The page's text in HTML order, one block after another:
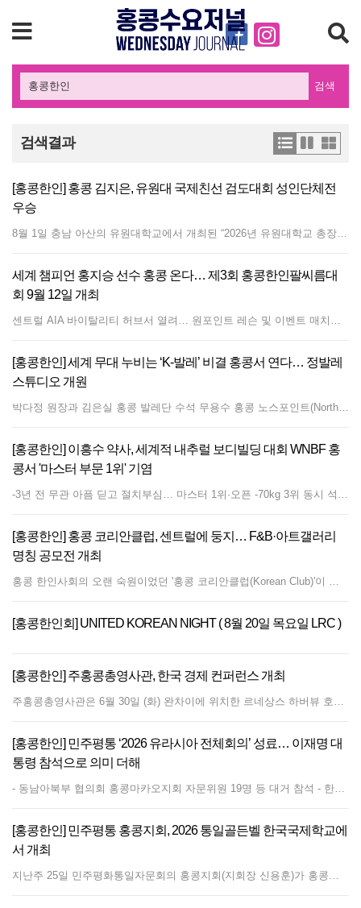
검색
검색결과
[홍콩한인] 홍콩 김지은, 유원대 국제친선 검도대회 성인단체전
우승
8월 1일 충남 아산의 유원대학교에서 개최된 “2026년 유원대학교 총장배 국제친선 검도대회“에서 홍콩교민 김지은(여, 4단, 재홍콩 대한검도회 사무총장)씨가 성인단체전 3인조에서 우승을 차지했다. 이번 경기는 한국, 중국, 홍콩, 베트남, 아르헨티나, 남아공 등의 국가에서 참석한 150여명의 검사들이 출전, 남여 혼합 3인조의 단체 경기로 치루어진 경기였다. 김지은 씨는 여성으로써 남자들과의 경기를 이겨내고 우승을 차지했다. 김지은 씨는 ”여성이라도 할 수 있다는 집념으로 경기에 임했는데 좋은 결과를 얻어 기쁘다“라고 전했다. 한편 김영수 사범은 홍콩 주니어 상비군과 중국 선발대표들을 이끌고 여름캠프에 참가해 검도 수련과 속리산 문화탐방 시간을 가졌다.
세계 챔피언 홍지승 선수 홍콩 온다… 제3회 홍콩한인팔씨름대
회 9월 12일 개최
센트럴 AIA 바이탈리티 허브서 열려… 원포인트 레슨 및 이벤트 매치도 풍성 대회 참가자 AIA 대관람차 티켓 증정 - 최대 100장 준비 완료 [수요저널] 한국을 넘어 세계 최고 수준의 기량을 자랑하는 팔씨름 선수 홍지승이 오는 9월 홍콩을 찾는다. 제3회 홍콩한인팔씨름대회는 다음달 9월 12일(토) 오후, 센트럴(Central)에 위치한 'AIA 바이탈리티 허브(AIA Vitality Hub)'에서 개최된다. 이번 대회는 홍콩한인체육회(회장 한승희)가 주최하고 수요저널과 홍콩한인태권도협회가 공동 주관한다. 대회장 바로 앞에는 홍콩의 명물인 AIA 대관람차가 위치해 있어 참가자와 관람객들에게 색다른 즐거움을 선사할 예정이다. 참가자들에게는 AIA 대관람차 승차권을 제공한다. 홍콩한인팔씨름대회는 지난 2022년 여름 팬데믹 시기, 교민들의 건강 회복과 화합을 목적으로 홍콩한인체육회와 수요저널이 뜻을 모아 처음 개최했다. 이듬해인 2023년 열린 제2회 대회 역시 교민사회의 큰 호응을 얻었으며, 홍콩한국토요학교에서도 학생 대상 팔씨름대회가 열릴 만큼 폭넓은 인기를 끌었다. 이번 대회의 메인 게스트로 초청된 홍지승 선수는 세계 챔피언 타이틀을 보유하고 한국을 대표하는 독보적인 팔씨름 스타다. 압도적인 악력과 화려한 기술로 다수의 국내외 팔씨름 대회에서 우승을 차지하며 '팔씨름 달인'이라는 별칭을 얻었다. 방송 및 유튜브 등 다양한 매체를 통해 팔씨름의 대중화를 이끈 선두 주자로도 잘 알려져 있다. 홍지승 선수는 대회 당일 교민들과 함께하는 특별 경기는 물론, 실전 기술을 직접 전수하는 '원포인트 레슨'을 진행할 예정이다. 이번 홍지승 선수의 홍콩 초청은 NRG 태권도 노래(No-rae) 관장의 적극적인 후원과, 팔씨름 심판 자격증을 보유하고 한국에서 풍부한 활동 경력을 쌓은 NRG 컴퍼니 이현성 실장의 헌신적인 노력이 있었기에 가능했다. 한승희 홍콩한인체육회장은 "한국 최고의 팔씨름 스타 홍지승 선수를 홍콩에 초대하게 되어 매우 기쁘다"라며 "무더위로 자칫 건강을 소홀히 하기 쉬운 계절에 홍지승 선수와의 특별한 만남과 활기찬 팔씨름 경기를 통해 동포 여러분이 즐겁고 유익한 시간을 보내시길 바란다"라고 소감을 전했다. 한편, 제3회 홍콩한인팔씨름대회의 상세 요강 및 참가 신청 방법 등 세부 사항은 수요저널을 통해 차후 지속해서 업데이트되어 공지될 예정이다. 홍지승 대표 경력 대한민국 팔씨름 -80kg 랭킹1위 (2012년~) 2012 MLA 프로 통합체급 팔씨름 랭킹1위 (한국 최초의 랭킹) 2015 중국심천국제 팔씨름대회 -80kg급 금메달 2015 아놀드클래식 ACAC -80kg급 동메달 2017 아놀드클래식 ACAC -80kg급 4위 2023 IFA World Championship -78kg급 금메달 (한국인 남성 최초의 세계 팔씨름 챔피언 타이틀) 30회 팔씨름 국가대표 선발전 오른팔 왕중왕전 우승
[홍콩한인] 세계 무대 누비는 ‘K-발레’ 비결 홍콩서 연다… 정발레
스튜디오 개원
박다정 원장과 김은실 홍콩 발레단 수석 무용수 홍콩 노스포인트(North Point)에 한국의 체계적인 예중·예고 엘리트 발레 교육 시스템을 도입한 정발레스튜디오(JB Studio and Company)가 새롭게 문을 연다. 최근 파리 오페라 발레단, 마린스키 발레단, 아메리칸 발레 시어터 등 세계 유수의 발레단에서 한국 무용수들이 맹활약하는 가운데, 이번 스튜디오 개원은 홍콩 현지에서도 세계적 수준의 K-발레 교육 인프라를 직접 경험할 수 있는 계기가 될 것으로 기대된다. 정발레스튜디오 박다정(Park Da-jung) 원장 정발레스튜디오 박다정(Park Da-jung) 원장은 "한국 명문 예체능 중·고등학교의 교육과정을 기반으로 홍콩에 엄격하고 체계적인 발레 교육 방식을 도입하겠다는 명확한 비전을 가지고 스튜디오를 설립했다"며 "무대 공연 경험과 무대 뒤 학생 지도 및 훈련 전반에 걸친 경험을 바탕으로 홍콩 발레 커뮤니티에 전문성을 나눌 수 있게 되어 영광"이라고 전했다. 스튜디오의 핵심 커리큘럼은 정통 바가노바 메서드(Authentic Vaganova)를 바탕으로 한다. 인체 해부학 및 정확한 근육 사용에 중점을 둔 과학적 지도법을 적용해 부상 없이 바른 턴아웃과 코어 밸런스를 다지도록 돕는다. 또한 체형 교정부터 정교한 토슈즈(Pointe) 워크까지 이어지는 단계별 로드맵을 제공하며, 클래식 발레와 컨템포러리 댄스를 결합해 해외 명문 발레학교 및 프로 발레단 입단을 체계적으로 대비시킨다. 정발레스튜디오에는 박다정 원장으로부터 사사받고 선화예술중·고등학교와 독일 존 크랑코 스쿨(John Cranko School)을 거쳐 우루과이 국립발레단(Ballet Nacional del Sodre)에서 활약한 바 있는 김은실(Kim Eun-sil) 홍콩 발레단 수석 무용수(Senior Soloist)가 마스터로 참여한다. 정발레스튜디오는 취미 클래스와 전문 무용수 양성 과정을 명확히 구분하여, 국제 콩쿠르 입상이나 명문 유학을 목표로 하는 학생들에게 1:1 맞춤 교정과 고밀도 피드백을 제공한다. 수업은 7세 이상 연령 및 역량에 맞춰 기초반부터 사전 집중반, 집중반, 개인 레슨 등으로 세분화되어 운영된다. 박다정 원장은 "단지 발레 교육에만 머무르지 않고 다양한 프로젝트와 무대 공연을 통해 다문화가 어우러진 홍콩에 한국 발레의 매력을 전하고 싶다"고 전했다. 또 "예술이 가진 무한한 영향력을 다양한 방식으로 증명해 보이고 싶다. 홍콩에서 펼쳐갈 다채롭고 흥미로운 예술적 여정이 벌써부터 무척 기대된다"고 덧붙였다. [박다정 원장 주요 이력] 선화예술고등학교 졸업 이화여자대학교 졸업 (발레 전공) 유니버설 발레단 단원 활동 줄리아 발레아카데미 전 부원장 (서울, 유니버설 발레단 산하) 러시아 바가노바 교수법(Vaganova Method) 1~6단계 정교사 자격 보유 [학원 위치 및 문의] 주소: 6/F, 228 Electric Road, North Point, Hong Kong WhatsApp: +852 7074 2216 웹사이트: jbstudiohk.com 인스타그램: @jbstudio_hk 글/사진 손정호 편집장 사진 정발레스튜디오 제공
[홍콩한인] 이흥수 약사, 세계적 내추럴 보디빌딩 대회 WNBF 홍
콩서 '마스터 부문 1위' 기염
-3년 전 무관 아픔 딛고 절치부심… 마스터 1위·오픈 -70kg 3위 동시 석권 홍콩 한인 사회에서 약사로 활동 중인 이흥수 씨가 세계적인 내추럴 보디빌딩 대회인 'WNBF(World Natural Bodybuilding Federation) 홍콩' 대회에서 마스터 부문 1위를 차지하며 화려한 피날레를 장식했다. 이흥수 약사는 지난 7월 25일(토) 홍콩 사이샤(Sai Sha)에 위치한 고파크 드림랜드(Go Park Dreamland)에서 열린 'WNBF HK 레전드 프로 2(WNBF HK Legend Pro 2)' 대회에 출전해 마스터 부문(40세 이상) 1위와 오픈 -70kg 이하 체급 3위를 동시에 석권하는 쾌거를 이루었다. WNBF는 약물 복용 없이 순수 운동과 식단으로만 겨루는 세계 최고의 권위와 인기를 자랑하는 내추럴 보디빌딩 단체다. 이 약사는 3년 전 동일한 대회에 도전했으나 준비 부족으로 아쉽게 수상에 실패했던 경험이 있다. 이후 이번 무대를 마지막으로 당분간 본업과 가정에 더욱 충실하겠다는 결심을 하고, 지난 1년간 절치부심하며 전력을 다해 재도전을 준비해 왔다. 특히 이번 시즌을 위해 홍콩의 유명 현지 코치와 손을 잡고 혹독한 훈련을 버텨낸 이 약사는 무대 위에서 목표로 했던 압도적인 수준의 강력한 다이어트 상태와 최상의 컨디셔닝을 선보여 현지 심사위원들과 관객들의 시선을 단숨에 사로잡았다. 두 개의 메달을 목에 건 그는 무대 위에서 태극기를 펼쳐 들며 대한민국의 자부심을 널리 알렸다. ㅁ 대회 당일 홍콩 현지는 태풍이 접근하는 악천후 속이었으나, 이 약사를 응원하기 위한 한인 동포들의 열기는 뜨거웠다. NRG 태권도 노래(No Rae) 대표를 비롯해 거상 이상은 대표 내외 등 한인 인사들이 경기장을 직접 찾아 열띤 응원전을 펼치며 힘을 보탰다. 이흥수 약사는 "1년 동안 쏟아부은 노력이 좋은 결실로 이어져 기쁘다"며 "함께 응원해 준 한인 사회와 가족들에게 감사하다"고 소감을 전했다.
[홍콩한인] 홍콩 코리안클럽, 센트럴에 둥지… F&B·아트갤러리
명칭 공모전 개최
홍콩 한인사회의 오랜 숙원이었던 '홍콩 코리안클럽(Korean Club)'이 센트럴(Central) 중심가에 새 보금자리를 마련하고 본격적인 개장 준비에 나섰다. 코리안클럽 준비위원회 측은 홍콩 센트럴 퀸즈로드 센트럴 80번지(80 Queen's Road Central, Central)에 위치한 '에이치 퀸즈 빌딩(H Queen's Building)' 20층에 대한 임대차 계약을 완료했다고 밝혔다. 이번 공간 마련을 계기로 올 8월 말부터 본격적인 인테리어 공사에 착수하며, 오는 2026년 12월 중순 정식 오픈을 목표로 하고 있다. 코리안클럽은 단순한 한인 모임 공간을 넘어 홍콩 내 한국 문화와 예술, 미식, 그리고 교류의 중심지 역할을 담당할 예정이다. 이를 위해 준비위원회는 클럽을 대표할 식음료(F&amp;B) 레스토랑 및 바(Bar)와 아트갤러리(Arts Gallery)의 이름을 지정하기 위한 대시민 공모전을 개최한다. 이번 공모전은 크게 두 개 부문으로 나뉜다. 첫 번째 'F&amp;B 레스토랑 &amp; 바 부문'은 전통 한식과 파인 다이닝을 선사하고 저녁에는 감각적인 바 분위기를 연출할 공간의 명칭을 모집한다. 두 번째 '아트갤러리 부문'은 한국 근현대 미술품 및 공예품, 신진 작가들의 작품과 더불어 홍콩 및 중국 작가들의 작품을 전시할 문화 교류 공간의 이름을 모집한다. 각 부문별 시상 내역은 대상 3,000홍콩달러, 1등 2,000홍콩달러, 2등 1,000홍콩달러가 각각 수여될 예정이다. 아울러 코리안클럽은 홍콩 현지인 및 외국인을 대상으로 한 정식 회원 모집에 앞서, 홍콩 교민을 대상으로 회원권을 한정 수량 선공개 모집한다. 코리안클럽 준비위원회 관계자는 "홍콩 거주 교민들에게 우선적으로 회원 가입 기회를 제공한 뒤 현지 및 외국인 회원 모집으로 확대할 계획"이라며 "홍콩 속 한국 문화를 함께 만들어갈 교민들의 많은 관심과 참여를 부탁드린다"고 전했다. [코리안클럽 홍콩 설립 준비위원회] 공모전 접수 및 회원권 문의는 이메일(koreanclubhk@gmail.com) 또는 카카오톡 아이디(justincho33)를 통해 가능하다.
[홍콩한인회] UNITED KOREAN NIGHT ( 8월 20일 목요일 LRC )
[홍콩한인] 주홍콩총영사관, 한국 경제 컨퍼런스 개최
주홍콩총영사관은 6월 30일 (화) 완차이에 위치한 르네상스 하버뷰 호텔(Renaissance Harbour View Hotel)에서 「한국경제 컨퍼런스: 글로벌 투자은행(IB)이 보는 하반기 한국 거시경제와 자본시장」 행사를 개최했다. 천성환 총영사대리는 인사말을 통해 “최근 홍콩을 포함한 글로벌 투자자들도 한국 경제와 자본시장에 많은 관심을 갖고 투자하고 있다. 한국 경제의 다양한 현안과 이슈를 글로벌 투자은행(IB)과 함께 짚어보고 국내 정책 당국에 유용한 제안이 많이 제시되기를 기대한다”고 전했다. 주제 발표 순서에서 Citi 김진욱 상무는 「하반기 글로벌 및 한국 경제 동향」에 대해, Nomura 박정우 상무는 「한국-대만 핵심산업 및 주식시장 비교」에 대해 발표했다. 패널토론 순서 1부에서는 「한국 거시경제의 성장, 수출, 환율, 금리 등 이슈」에 대해서 IB 하우스별 관점을 공유하였고, 2부에서는 「한국 주식시장 및 부동산 이슈」에 대해 외국계 금융기관의 평가 및 전망을 현장의 참석자들과 공유했다. 이날 행사에는 홍콩 진출 국내 금융기관과 외국계 금융기관 근무 한인 금융인, 지상사, 교민기업, 한인단체 관계자 등 약 80명이 참석했다.
[홍콩한인] 민주평통 ‘2026 유라시아 전체회의’ 성료… 이재명 대
통령 참석으로 의미 더해
- 동남아북부 협의회 홍콩마카오지회 자문위원 19명 등 대거 참석 - 한반도 평화공존 정책대화 및 파주 현장 시찰 진행 민주평화통일자문회의는 지난 6월 30일부터 7월 3일까지 3박 4일간 인천 영종도 인스파이어 리조트에서 ‘2026년 유라시아 전체회의 및 제22기 해외 자문위원과의 평화공존 정책대화’를 개최했다. 이번 전체회의는 민주평통 의장인 이재명 대통령이 직접 참석하여 대회의 위상을 높였으며, 전 세계 유라시아 지역 자문위원들이 모여 한반도 평화공존을 위한 열띤 정책 대화의 장을 열었다는 점에서 더욱 뜻깊은 행사로 평가받았다. 특히 이번 행사에는 동남아북부 협의회 소속 홍콩마카오지회에서 강준영, 김병규, 김르네, 김선미, 김은정, 박혜연, 장문성, 정윤배, 이경희, 이동섭, 이종석, 이현주, 우승연, 윤성원, 서민호, 최미리내, 한승희, 홍진, 신용훈 위원 등 총 19명의 자문위원이 참가해 글로벌 공공외교 역량을 발휘했다. 1일에는 정동영 통일부장관이 ‘이재명 정부의 한반도 평화공존 정책’을 주제로 기조 강연을 펼쳤으며, 이어 의장 이재명 대통령의 인사말과 함께 깊이 있는 ‘평화공존 정책대화’가 이어졌다. 셋째 날인 2일에는 지역협의회 정기회의와 원탁회의(소모임)가 개최되어 자문위원 간의 실질적인 정책 제안이 이뤄졌다. 또한 서용석 KAIST 미래전략연구센터장과 유홍준 국립중앙박물관장의 특강이 진행되어 큰 호응을 얻었으며, 김경협 재외동포청장의 정책 설명회에 이어 방용승 사무처장 주최 환송 만찬으로 대단원의 밤을 장식했다. 만찬에서는 신용훈 홍콩지회장이 슬로건 공모 우수위원으로 선정되었다. 행사 마지막 날인 3일, 홍콩마카오지회를 비롯한 참가 위원들은 경기도 파주시 일대를 방문해 오두산 통일전망대, 임진각, 국립민속박물관 등을 시찰하며 한반도 분단의 현실을 되짚어보고 평화 통일의 의지를 다지는 현장 행보로 전체 일정을 마무리했다. 이번 대회에 참석한 홍콩마카오지회 관계자는 “의장이신 대통령께서 직접 참석해 격려해 주신 만큼, 재외동포 사회 내에서 한반도 평화공존 정책을 알리고 지지를 확산시키는 자문위원 본연의 역할에 더욱 최선을 다하겠다”고 소회를 밝혔다. 또한 민주평통 22기 홍콩마카오지회는 본국 사무처 지원금 및 28명 위원들의 회비 그리고 개별 후원을 하는 위원들의 발전기금(김선미 위원 HKD 20,000, 정윤배 위원 HKD 50,000, 김은정 위원 HKD 10,000)을 통해 평화공존과 공동번영을 지역 사회에 알리는데 노력하고 있다.
[홍콩한인] 민주평통 홍콩지회, 2026 통일골든벨 한국국제학교에
서 개최
지난주 25일 민주평화통일자문회의 홍콩지회(지회장 신용훈)가 홍콩한국국제학교(KIS)에서 '2026 청소년 통일골든벨'을 개최했다. KIS 중고등부 학생 76명이 참가해 열띤 경쟁을 펼쳤다. 통일골든벨은 청소년들의 올바른 역사관 정립과 통일 의식을 고취하기 위해 매년 개최되는 대회이다. 출제되는 문제는 매년 민주평통 공식 홈페이지에 게시되는 기본 학습 문제를 바탕으로 구성되며, 크게 [역사] 영역과 [통일·북한] 영역 두 가지로 구성된다. 역사 영역은 대한민국 근현대사 중심으로 주요 사건을 다루며, 역사 속에서 통일과 민족 공동체의 의미를 찾는 문제들이 출제된다. 통일 및 북한 영역은 시사 및 정책 중심으로 다뤄지며 현재 한반도의 정세와 정부의 통일 정책, 그리고 북한의 실제 현실을 이해하기 위한 문항들로 구성된다. 우리의 통일정책과 남북관계, 대한민국의 공식 통일 방안(민족공동체통일방안 등), 남북 합의서(7·4 남북공동성명, 남북기본합의서, 6·15 남북공동선언 등)의 역사와 갈등·협력 과정 등 성인들도 자세히 모르는 수준높은 문제들도 많다. 북한의 이해 및 북한 인권문제 부문에서는 국제사회와 한반도 통일, 그리고 통일이 되었을 때 얻을 수 있는 경제적·사회적 이익 등에 대한 고민을 갖게하는 문제들이다. 이날 통일골든벨 퀴즈 사회는 이현주 위원이 맡았으며 행사 준비를 위해 윤성원 간사, 박혜연 청년위원 등이 수고를 아끼지 않았다. 시상은 대상 민준기, 우수상 손정우, 김다은, 장려상 김건하, 정서윤, 정지우 학생이 선정됐다. 올해는 80명이 신청해 76명이 참가했으며 우승자 민준기 학생은 8월 초에 있을 2026년 청소년 평화통일 어드벤처(세계대회)에 참석하게 된다. 통일골든벨 행사는 2014년 홍콩에서 시작한 이래 홍콩한국토요학교 학생을 중심으로 매년 개최되어 왔었는데, 올해는 평일 한국국제학교 학생을 중심으로 개최했다. KIS 학생수가 증가하면서 교내 행사가 많아져 외부 행사를 위해 대강당 대여가 어려워졌기 때문으로 알려졌다. 신용훈 지회장은 잠정적이긴 하지만 내년에는 KIS 행사 1회, 타학교 학생 및 토요학교 학생 대상 행사 1회로 총 2회에 걸쳐 진행하는 방안도 검토 중이라고 밝혔다. 글/사진 손정호 편집장